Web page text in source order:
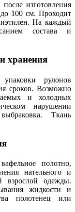
изготовления
100 см. Проходит
На каждый
состава и
хранения
упаковки рулонов
сроков. Возможно
и холодных
нарушении
Ткань
полотно,
нательного и
взрослой одежды.
жидкости и
полотенец или